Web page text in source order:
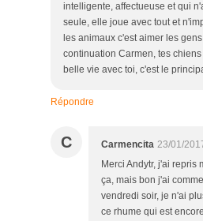
intelligente, affectueuse et qui
seule, elle joue avec tout et
les animaux c'est aimer les
continuation Carmen, tes
belle vie avec toi, c'est le
Répondre
C Carmencita 23/01/
Merci Andytr, j'ai repris
ça, mais bon j'ai
vendredi soir, je n'ai
ce rhume qui est